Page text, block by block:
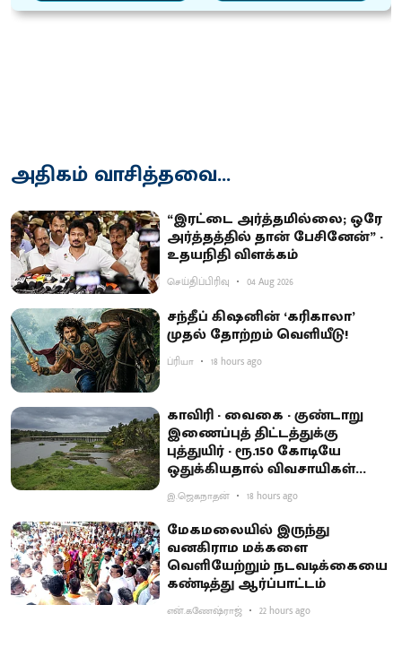
அதிகம் வாசித்தவை...
“இரட்டை அர்த்தமில்லை; ஒரே
அர்த்தத்தில் தான் பேசினேன்” -
உதயநிதி விளக்கம்
செய்திப்பிரிவு 04 Aug 2026
சந்தீப் கிஷனின் ‘கரிகாலா’
முதல் தோற்றம் வெளியீடு!
ப்ரியா 18 hours ago
காவிரி - வைகை - குண்டாறு
இணைப்புத் திட்டத்துக்கு
புத்துயிர் - ரூ.150 கோடியே
ஒதுக்கியதால் விவசாயிகள்
ஏமாற்றம்
இ.ஜெகநாதன் 18 hours ago
மேகமலையில் இருந்து
வனகிராம மக்களை
வெளியேற்றும் நடவடிக்கையை
கண்டித்து ஆர்ப்பாட்டம்
என்.கணேஷ்ராஜ் 22 hours ago